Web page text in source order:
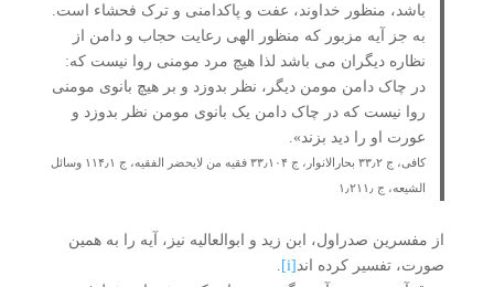
باشد، منظور خداوند، عفت و پاکدامنی و ترک فحشاء است.
به جز آیه مزبور که منظور الهی رعایت حجاب و دامن از
نظاره دیگران می باشد لذا هیچ مرد مومنی روا نیست که:
در چاک دامن مومن دیگر، نظر بدوزد و بر هیچ بانوی مومنی
روا نیست که در چاک دامن یک بانوی مومن نظر بدوزد و
عورت او را دید بزند».
کافی، ج ۳۳٫۲ بحارالانوار، ج ۳۳٫۱۰۴ فقیه من لایحضر الفقیه، ج ۱۱۴٫۱ وسائل
الشیعه، ج ۱٫۲۱۱٫
از مفسرین صدراول، ابن زید و ابوالعالیه نیز، آیه را به همین
صورت، تفسیر کرده اند [i]
.